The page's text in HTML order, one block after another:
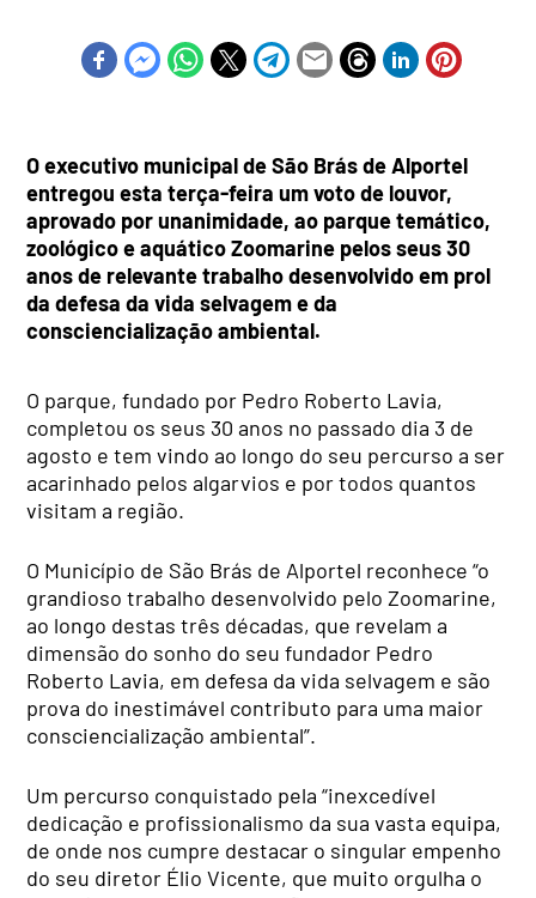
O executivo municipal deSão Brás de Alportel
entregou esta terça-feira um voto de louvor,
aprovado por unanimidade, ao parque temático,
zoológico e aquático Zoomarine pelos seus 30
anos de relevante trabalho desenvolvido em prol
da defesa da vida selvagem e da
consciencialização ambiental.
O parque, fundado por Pedro Roberto Lavia,
completou os seus 30 anos no passado dia 3 de
agosto e tem vindo ao longo do seu percurso a ser
acarinhado pelos algarvios e por todos quantos
visitam a região.
O Município de São Brás de Alportel reconhece “o
grandioso trabalho desenvolvido pelo Zoomarine,
ao longo destas três décadas, que revelam a
dimensão do sonho do seu fundador Pedro
Roberto Lavia, em defesa da vida selvagem e são
prova do inestimável contributo para uma maior
consciencialização ambiental”.
Um percurso conquistado pela “inexcedível
dedicação e profissionalismo da sua vasta equipa,
de onde nos cumpre destacar o singular empenho
do seu diretor Élio Vicente, que muito orgulha o